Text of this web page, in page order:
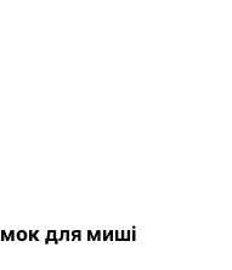
для миші